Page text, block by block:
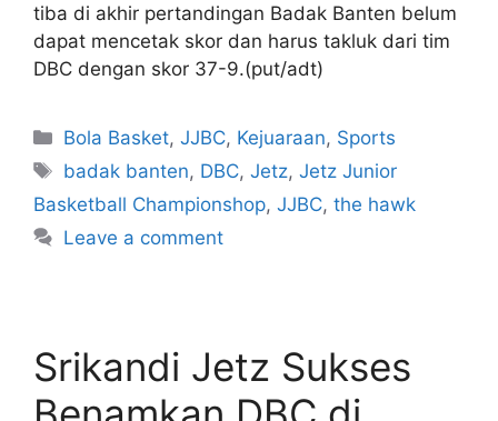
tiba di akhir pertandingan Badak Banten belum
dapat mencetak skor dan harus takluk dari tim
DBC dengan skor 37-9.(put/adt)
Bola Basket,JJBC, Kejuaraan, Sports
badak banten, DBC,Jetz,Jetz Junior
Basketball Championshop, JJBC, the hawk
Leave a comment
Srikandi Jetz Sukses